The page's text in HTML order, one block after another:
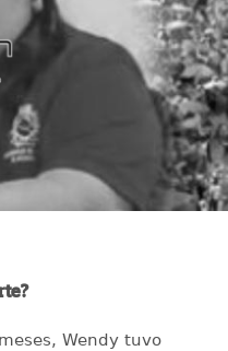
Wendy tuvo